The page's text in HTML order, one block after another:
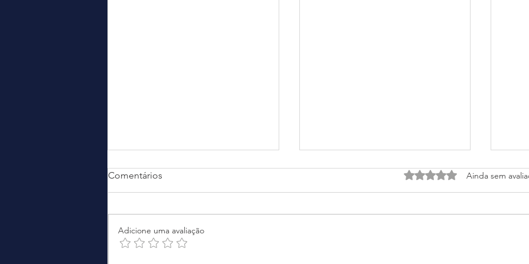
Comentários Avaliado com 0 de 5
Ainda sem
Adicione uma avaliação